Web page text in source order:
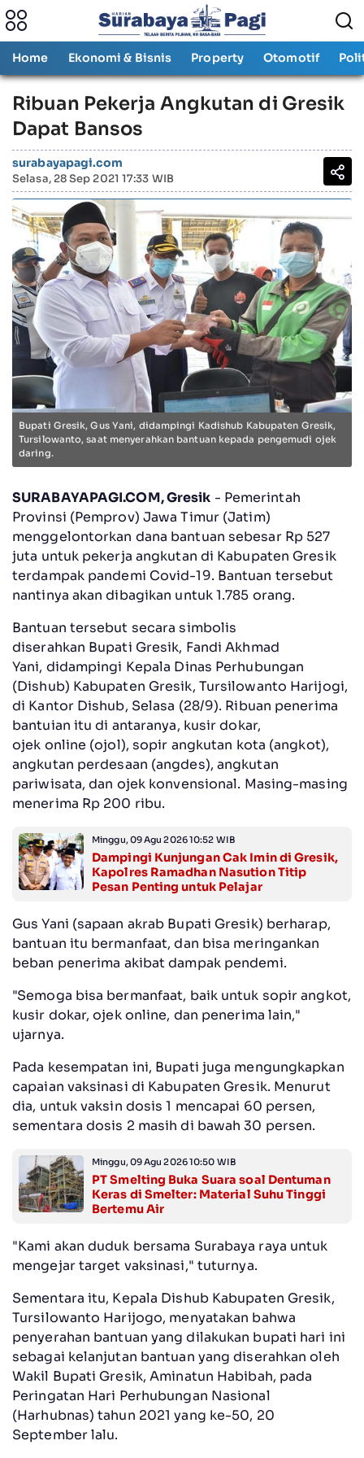
Home Ekonomi & Bisnis Property Otomotif
Ribuan Pekerja Angkutan di Gresik
Dapat Bansos
surabayapagi.com
Selasa, 28 Sep 2021 17:33 WIB
Bupati Gresik, Gus Yani, didampingi Kadishub Kabupaten Gresik,
Tursilowanto, saat menyerahkan bantuan kepada pengemudi ojek
daring.
SURABAYAPAGI.COM, Gresik - Pemerintah
Provinsi (Pemprov) Jawa Timur (Jatim)
menggelontorkan dana bantuan sebesar Rp 527
juta untuk pekerja angkutan di Kabupaten Gresik
terdampak pandemi Covid-19. Bantuan tersebut
nantinya akan dibagikan untuk 1.785 orang.
Bantuan tersebut secara simbolis
diserahkan Bupati Gresik, Fandi Akhmad
Yani, didampingi Kepala Dinas Perhubungan
(Dishub) Kabupaten Gresik, Tursilowanto Harijogi,
di Kantor Dishub, Selasa (28/9). Ribuan penerima
bantuian itu di antaranya, kusir dokar,
ojek online (ojol), sopir angkutan kota (angkot),
angkutan perdesaan (angdes), angkutan
pariwisata, dan ojek konvensional. Masing-masing
menerima Rp 200 ribu.
Minggu, 09 Agu 2026 10:52 WIB
Dampingi Kunjungan Cak Imin di Gresik,
Kapolres Ramadhan Nasution Titip
Pesan Penting untuk Pelajar
Gus Yani (sapaan akrab Bupati Gresik) berharap,
bantuan itu bermanfaat, dan bisa meringankan
beban penerima akibat dampak pendemi.
"Semoga bisa bermanfaat, baik untuk sopir angkot,
kusir dokar, ojek online, dan penerima lain,"
ujarnya.
Pada kesempatan ini, Bupati juga mengungkapkan
capaian vaksinasi di Kabupaten Gresik. Menurut
dia, untuk vaksin dosis 1 mencapai 60 persen,
sementara dosis 2 masih di bawah 30 persen.
Minggu, 09 Agu 2026 10:50 WIB
PT Smelting Buka Suara soal Dentuman
Keras di Smelter: Material Suhu Tinggi
Bertemu Air
"Kami akan duduk bersama Surabaya raya untuk
mengejar target vaksinasi," tuturnya.
Sementara itu, Kepala Dishub Kabupaten Gresik,
Tursilowanto Harijogo, menyatakan bahwa
penyerahan bantuan yang dilakukan bupati hari ini
sebagai kelanjutan bantuan yang diserahkan oleh
Wakil Bupati Gresik, Aminatun Habibah, pada
Peringatan Hari Perhubungan Nasional
(Harhubnas) tahun 2021 yang ke-50, 20
September lalu.